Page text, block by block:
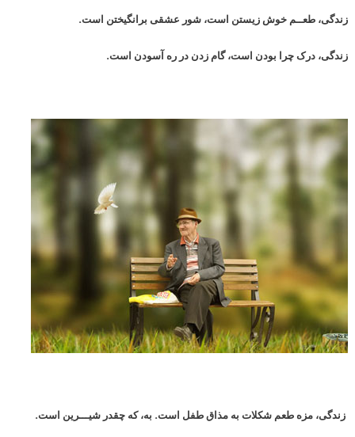
زندگی، طعــم خوش زیستن است، شور عشقی برانگیختن است.
زندگی، درک چرا بودن است، گام زدن در ره آسودن است.
زندگی، مزه طعم شکلات به مذاق طفل است. به، كه چقدر شیـــرین است.